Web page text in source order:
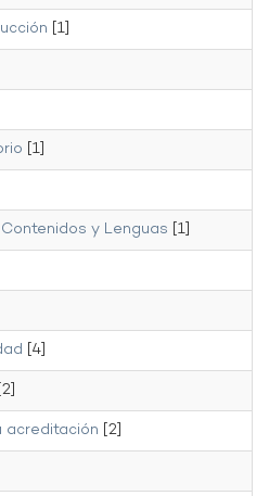
[1]
[1]
y Lenguas [1]
[4]
[2]
acreditación [2]